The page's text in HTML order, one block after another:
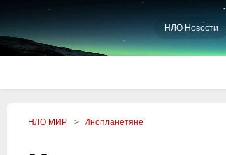
НЛО Новости
НЛО МИР Инопланетяне